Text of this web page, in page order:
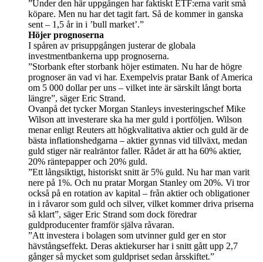
”Under den här uppgången har faktiskt ETF:erna varit små
köpare. Men nu har det tagit fart. Så de kommer in ganska
sent – 1,5 år in i ’bull market’.”
Höjer prognoserna
I spåren av prisuppgången justerar de globala
investmentbankerna upp prognoserna.
”Storbank efter storbank höjer estimaten. Nu har de högre
prognoser än vad vi har. Exempelvis pratar Bank of America
om 5 000 dollar per uns – vilket inte är särskilt långt borta
längre”, säger Eric Strand.
Ovanpå det tycker Morgan Stanleys investeringschef Mike
Wilson att investerare ska ha mer guld i portföljen. Wilson
menar enligt Reuters att högkvalitativa aktier och guld är de
bästa inflationshedgarna – aktier gynnas vid tillväxt, medan
guld stiger när realräntor faller. Rådet är att ha 60% aktier,
20% räntepapper och 20% guld.
”Ett långsiktigt, historiskt snitt är 5% guld. Nu har man varit
nere på 1%. Och nu pratar Morgan Stanley om 20%. Vi tror
också på en rotation av kapital – från aktier och obligationer
in i råvaror som guld och silver, vilket kommer driva priserna
så klart”, säger Eric Strand som dock föredrar
guldproducenter framför själva råvaran.
”Att investera i bolagen som utvinner guld ger en stor
hävstångseffekt. Deras aktiekurser har i snitt gått upp 2,7
gånger så mycket som guldpriset sedan årsskiftet.”